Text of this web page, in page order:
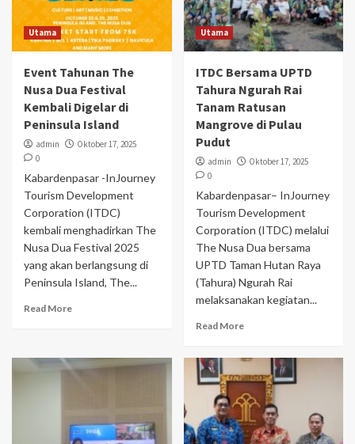
Utama
Event Tahunan The
Nusa Dua Festival
Kembali Digelar di
Peninsula Island
admin
Oktober 17, 2025
0
Kabardenpasar -InJourney
Tourism Development
Corporation (ITDC)
kembali menghadirkan The
Nusa Dua Festival 2025
yang akan berlangsung di
Peninsula Island, The...
Read More
Utama
ITDC Bersama UPTD
Tahura Ngurah Rai
Tanam Ratusan
Mangrove di Pulau
Pudut
admin
Oktober 17, 2025
0
Kabardenpasar– InJourney
Tourism Development
Corporation (ITDC) melalui
The Nusa Dua bersama
UPTD Taman Hutan Raya
(Tahura) Ngurah Rai
melaksanakan kegiatan...
Read More